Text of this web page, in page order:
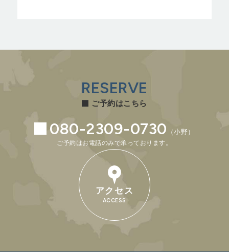
RESERVE
ご予約はこちら
080-2309-0730 （小野）
ご予約はお電話のみで承っております。
アクセス
ACCESS